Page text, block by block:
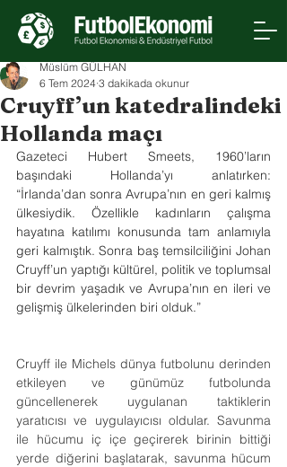
Cruyff’un katedralindeki
Hollanda maçı
Müslüm GÜLHAN
6 Tem 2024 3 dakikada okunur
Gazeteci Hubert Smeets, 1960’ların
başındaki Hollanda’yı anlatırken:
“İrlanda’dan sonra Avrupa’nın en geri kalmış
ülkesiydik. Özellikle kadınların çalışma
hayatına katılımı konusunda tam anlamıyla
geri kalmıştık. Sonra baş temsilciliğini Johan
Cruyff’un yaptığı kültürel, politik ve toplumsal
bir devrim yaşadık ve Avrupa’nın en ileri ve
gelişmiş ülkelerinden biri olduk.”
Cruyff ile Michels dünya futbolunu derinden
etkileyen ve günümüz futbolunda
güncellenerek uygulanan taktiklerin
yaratıcısı ve uygulayıcısı oldular. Savunma
ile hücumu iç içe geçirerek birinin bittiği
yerde diğerini başlatarak, savunma hücum